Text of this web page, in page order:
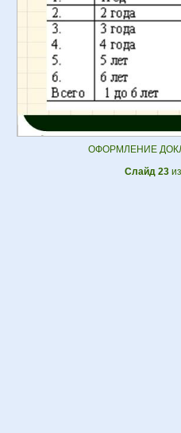
ОФОРМЛЕНИЕ
Слайд 23